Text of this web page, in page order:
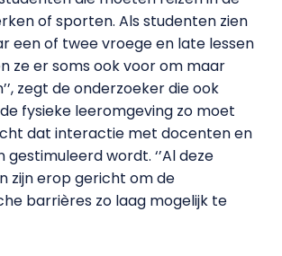
of sporten. Als studenten zien
een of twee vroege en late lessen
ze er soms ook voor om maar
zegt de onderzoeker die ook
fysieke leeromgeving zo moet
dat interactie met docenten en
wordt. ‘’Al deze
zijn erop gericht om de
barrières zo laag mogelijk te